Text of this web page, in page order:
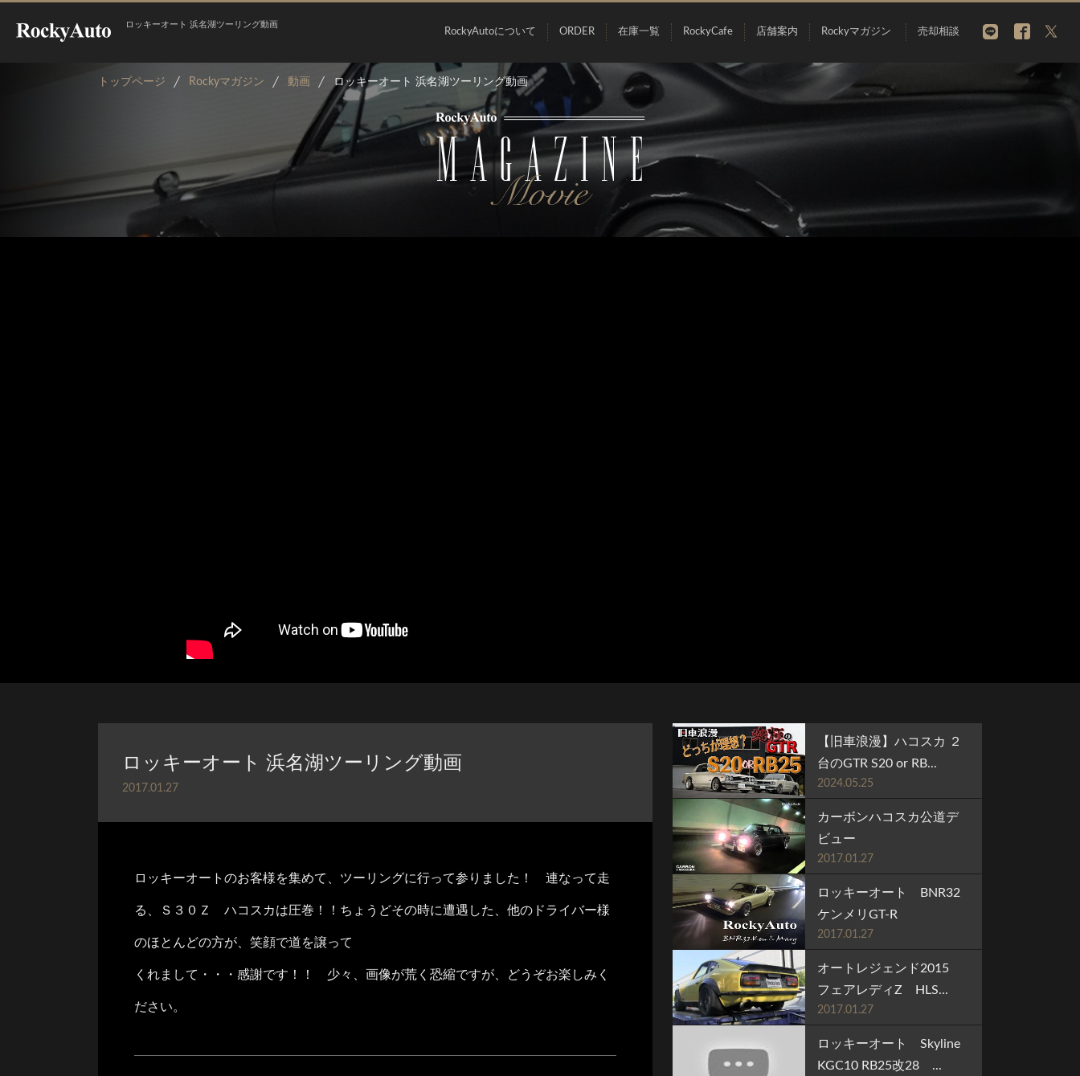
ロッキーオート 浜名湖ツーリング動画
RockyAutoについて ORDER 在庫一覧 RockyCafe 店舗案内 Rockyマガジン 売却相談
トップページ Rockyマガジン 動画 ロッキーオート 浜名湖ツーリング動画
ロッキーオート 浜名湖ツーリング動画
2017.01.27
ロッキーオートのお客様を集めて、ツーリングに行って参りました！ 連なって走
る、Ｓ３０Ｚ ハコスカは圧巻！！ちょうどその時に遭遇した、他のドライバー様
のほとんどの方が、笑­顔で道を譲って
くれまして・・・感謝です！！ 少々、画像が荒く恐縮ですが、どうぞお楽しみく
ださい。
【旧車浪漫】ハコスカ ２
台のGTR S20 or RB...
2024.05.25
カーボンハコスカ公道デ
ビュー
2017.01.27
ロッキーオート BNR32
ケンメリGT-R
2017.01.27
オートレジェンド2015
フェアレディZ HLS...
2017.01.27
ロッキーオート Skyline
KGC10 RB25改28 ...